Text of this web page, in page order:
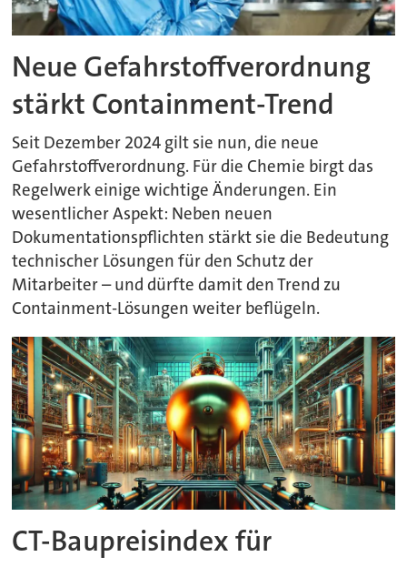
Neue Gefahrstoffverordnung
stärkt Containment-Trend
Seit Dezember 2024 gilt sie nun, die neue
Gefahrstoffverordnung. Für die Chemie birgt das
Regelwerk einige wichtige Änderungen. Ein
wesentlicher Aspekt: Neben neuen
Dokumentationspflichten stärkt sie die Bedeutung
technischer Lösungen für den Schutz der
Mitarbeiter – und dürfte damit den Trend zu
Containment-Lösungen weiter beflügeln.
CT-Baupreisindex für